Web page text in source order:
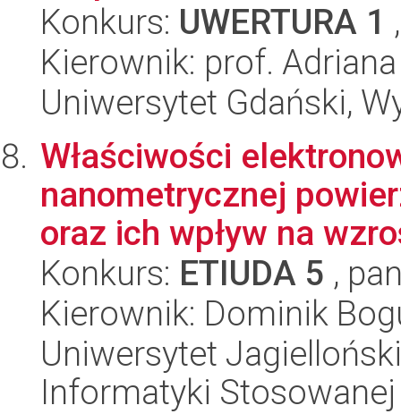
Konkurs: UWERTURA 1
Kierownik: prof.
Uniwersytet Gdański,
Właściwości
nanometrycznej
oraz ich wpływ na
Konkurs: ETIUDA 5 ,
Kierownik: Dominik
Uniwersytet
Informatyki Stosowanej